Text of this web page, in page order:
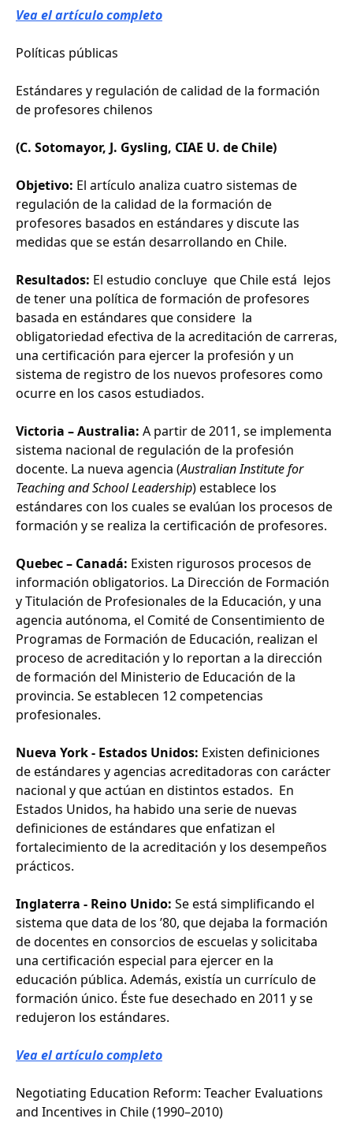
Vea el artículo completo
Políticas públicas
Estándares y regulación de calidad de la formación
de profesores chilenos
(C. Sotomayor, J. Gysling, CIAE U. de Chile)
Objetivo: El artículo analiza cuatro sistemas de
regulación de la calidad de la formación de
profesores basados en estándares y discute las
medidas que se están desarrollando en Chile.
Resultados: El estudio concluye que Chile está lejos
de tener una política de formación de profesores
basada en estándares que considere la
obligatoriedad efectiva de la acreditación de carreras,
una certificación para ejercer la profesión y un
sistema de registro de los nuevos profesores como
ocurre en los casos estudiados.
Victoria – Australia: A partir de 2011, se implementa
sistema nacional de regulación de la profesión
docente. La nueva agencia (Australian Institute for
Teaching and School Leadership) establece los
estándares con los cuales se evalúan los procesos de
formación y se realiza la certificación de profesores.
Quebec – Canadá: Existen rigurosos procesos de
información obligatorios. La Dirección de Formación
y Titulación de Profesionales de la Educación, y una
agencia autónoma, el Comité de Consentimiento de
Programas de Formación de Educación, realizan el
proceso de acreditación y lo reportan a la dirección
de formación del Ministerio de Educación de la
provincia. Se establecen 12 competencias
profesionales.
Nueva York - Estados Unidos: Existen definiciones
de estándares y agencias acreditadoras con carácter
nacional y que actúan en distintos estados. En
Estados Unidos, ha habido una serie de nuevas
definiciones de estándares que enfatizan el
fortalecimiento de la acreditación y los desempeños
prácticos.
Inglaterra - Reino Unido: Se está simplificando el
sistema que data de los ’80, que dejaba la formación
de docentes en consorcios de escuelas y solicitaba
una certificación especial para ejercer en la
educación pública. Además, existía un currículo de
formación único. Éste fue desechado en 2011 y se
redujeron los estándares.
Vea el artículo completo
Negotiating Education Reform: Teacher Evaluations
and Incentives in Chile (1990–2010)